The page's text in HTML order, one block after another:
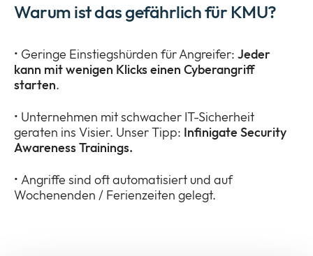
Warum ist das gefährlich für KMU?
• Geringe Einstiegshürden für Angreifer: Jeder
kann mit wenigen Klicks einen Cyberangriff
starten.
• Unternehmen mit schwacher IT-Sicherheit
geraten ins Visier. Unser Tipp: Infinigate Security
Awareness Trainings.
• Angriffe sind oft automatisiert und auf
Wochenenden / Ferienzeiten gelegt.